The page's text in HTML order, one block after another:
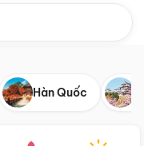
Hàn Quốc